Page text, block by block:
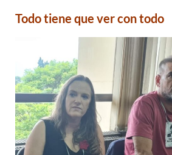
Todo tiene que ver con todo